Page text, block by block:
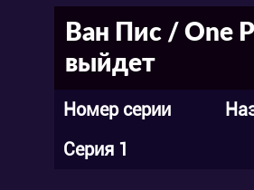
Ван Пис / One
выйдет
Номер серии
Серия 1